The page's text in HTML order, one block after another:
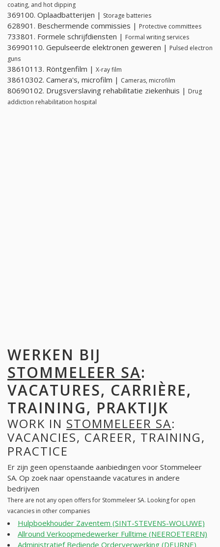
coating, and hot dipping
369100. Oplaadbatterijen | Storage batteries
628901. Beschermende commissies | Protective committees
733801. Formele schrijfdiensten | Formal writing services
36990110. Gepulseerde elektronen geweren | Pulsed electron
guns
38610113. Röntgenfilm | X-ray film
38610302. Camera's, microfilm | Cameras, microfilm
80690102. Drugsverslaving rehabilitatie ziekenhuis | Drug
addiction rehabilitation hospital
WERKEN BIJ
STOMMELEER SA:
VACATURES, CARRIÈRE,
TRAINING, PRAKTIJK
WORK IN STOMMELEER SA:
VACANCIES, CAREER, TRAINING,
PRACTICE
Er zijn geen openstaande aanbiedingen voor Stommeleer
SA. Op zoek naar openstaande vacatures in andere
bedrijven
There are not any open offers for Stommeleer SA. Looking for open
vacancies in other companies
Hulpboekhouder Zaventem (SINT-STEVENS-WOLUWE)
Allround Verkoopmedewerker Fulltime (NEEROETEREN)
Administratief Bediende Orderverwerking (DEURNE)